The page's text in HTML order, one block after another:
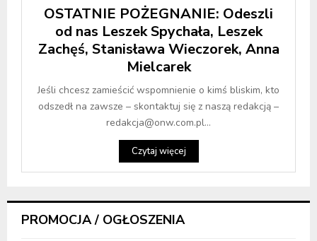
OSTATNIE POŻEGNANIE: Odeszli
od nas Leszek Spychała, Leszek
Zachęś, Stanisława Wieczorek, Anna
Mielcarek
Jeśli chcesz zamieścić wspomnienie o kimś bliskim, kto
odszedł na zawsze – skontaktuj się z naszą redakcją –
redakcja@onw.com.pl...
Czytaj więcej
PROMOCJA / OGŁOSZENIA